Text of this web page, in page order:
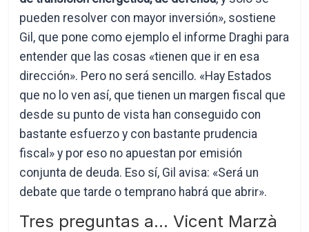
pueden resolver con mayor inversión», sostiene
Gil, que pone como ejemplo el informe Draghi para
entender que las cosas «tienen que ir en esa
dirección». Pero no será sencillo. «Hay Estados
que no lo ven así, que tienen un margen fiscal que
desde su punto de vista han conseguido con
bastante esfuerzo y con bastante prudencia
fiscal» y por eso no apuestan por emisión
conjunta de deuda. Eso sí, Gil avisa: «Será un
debate que tarde o temprano habrá que abrir».
Tres preguntas a… Vicent Marzà